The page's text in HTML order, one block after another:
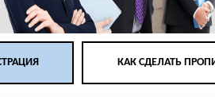
КАК СДЕЛАТЬ